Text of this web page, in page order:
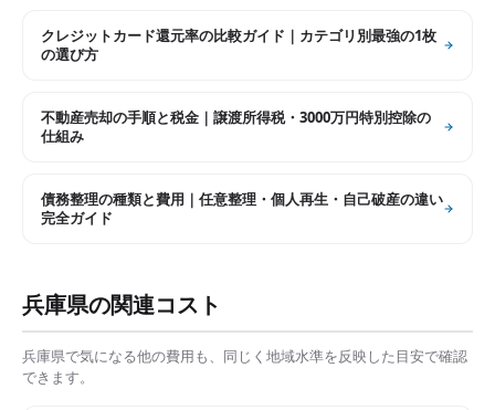
クレジットカード還元率の比較ガイド｜カテゴリ別最強の1枚
の選び方
不動産売却の手順と税金｜譲渡所得税・3000万円特別控除の
仕組み
債務整理の種類と費用｜任意整理・個人再生・自己破産の違い
完全ガイド
兵庫県の関連コスト
兵庫県で気になる他の費用も、同じく地域水準を反映した目安で確認
できます。